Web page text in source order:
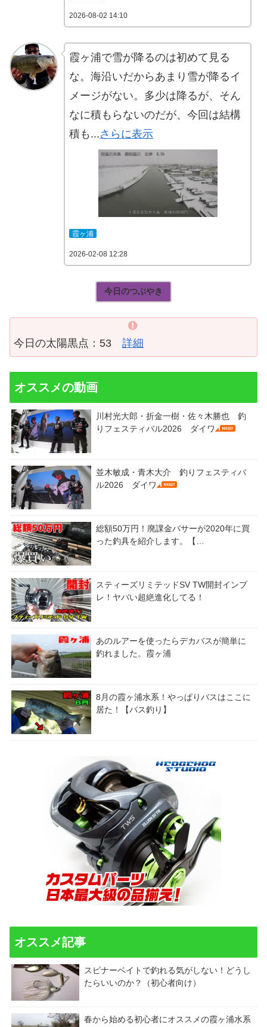
2026-08-02 14:10
霞ヶ浦で雪が降るのは初めて見る
な。海沿いだからあまり雪が降るイ
メージがない。多少は降るが、そん
なに積もらないのだが、今回は結構
積も...さらに表示
霞ヶ浦
2026-02-08 12:28
今日のつぶやき
今日の太陽黒点：53 詳細
オススメの動画
川村光大郎・折金一樹・佐々木勝也 釣
りフェスティバル2026 ダイワ
並木敏成・青木大介 釣りフェスティバ
ル2026 ダイワ
総額50万円！廃課金バサーが2020年に買
った釣具を紹介します。【…
スティーズリミテッドSV TW開封インプ
レ！ヤバい超絶進化してる！
あのルアーを使ったらデカバスが簡単に
釣れました。霞ヶ浦
8月の霞ヶ浦水系！やっぱりバスはここに
居た！【バス釣り】
オススメ記事
スピナーベイトで釣れる気がしない！どうし
たらいいのか？（初心者向け）
春から始める初心者にオススメの霞ヶ浦水系